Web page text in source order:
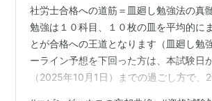
社労士合格への道筋＝皿廻し勉強法の真
勉強は１０科目、１０枚の皿を平均的に
とが合格への王道となります（皿廻し勉
ーライン予想を下回った方は、本試験日
（2025年10月1日）までの過ごし方で、